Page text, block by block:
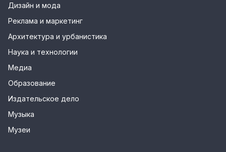
Дизайн и мода
Реклама и маркетинг
Архитектура и урбанистика
Наука и технологии
Медиа
Образование
Издательское дело
Музыка
Музеи